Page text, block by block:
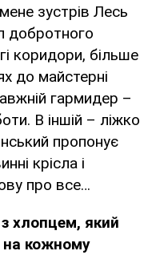
зустрів Лесь
добротного
коридори, більше
до майстерні
гармидер –
В іншій – ліжко
пропонує
крісла і
про все…
хлопцем, який
на кожному